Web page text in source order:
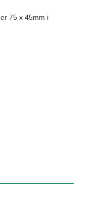
75 x 45mm i